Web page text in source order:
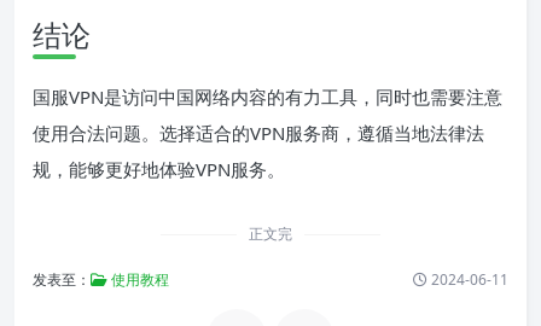
结论
国服VPN是访问中国网络内容的有力工具，同时也需要注意
使用合法问题。选择适合的VPN服务商，遵循当地法律法
规，能够更好地体验VPN服务。
正文完
发表至： 使用教程 2024-06-11